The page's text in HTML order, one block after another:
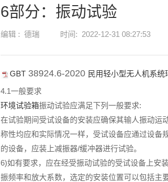
6部分：振动试验
编辑 : 德瑞 时间: 2022-12-31 08:27:53
GBT38924.6-2020 民用轻小型无人机系统
4.1一般要求
环境试验箱振动试验应满足下列一般要求:
在试验期间受试设备的安装应确保其输人振动运
称性均应和实际情况一样，受试设备应通过设备
的设备，应装上减振器/缓冲器进行试验。
6)如有要求，应在经受振动试验的受试设备上安
振频率和放大系数，选定的安装位置可以包括主